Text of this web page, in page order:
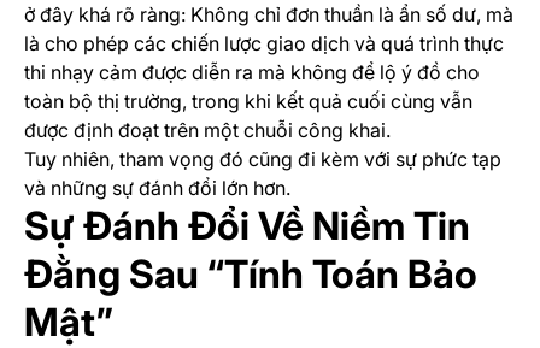
ở đây khá rõ ràng: Không chỉ đơn thuần là ẩn số dư, mà
là cho phép các chiến lược giao dịch và quá trình thực
thi nhạy cảm được diễn ra mà không để lộ ý đồ cho
toàn bộ thị trường, trong khi kết quả cuối cùng vẫn
được định đoạt trên một chuỗi công khai.
Tuy nhiên, tham vọng đó cũng đi kèm với sự phức tạp
và những sự đánh đổi lớn hơn.
Sự Đánh Đổi Về Niềm Tin
Đằng Sau “Tính Toán Bảo
Mật”